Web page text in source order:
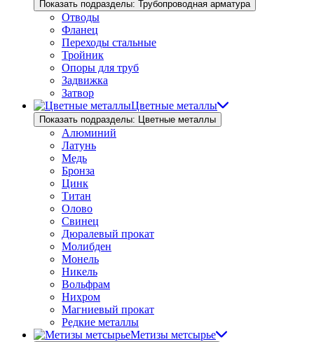
Показать подразделы: Трубопроводная арматура
Отводы
Фланец
Переходы стальные
Тройник
Опоры для труб
Задвижка
Затвор
Цветные металлы
Показать подразделы: Цветные металлы
Алюминий
Латунь
Медь
Бронза
Цинк
Титан
Олово
Свинец
Дюралевый прокат
Молибден
Монель
Никель
Вольфрам
Нихром
Магниевый прокат
Редкие металлы
Метизы метсырье